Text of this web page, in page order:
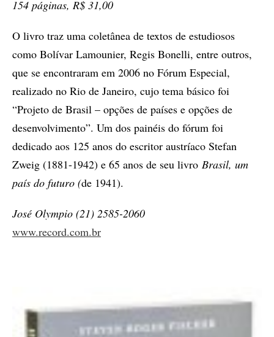
154 páginas, R$ 31,00
O livro traz uma coletânea de textos de estudiosos
como Bolívar Lamounier, Regis Bonelli, entre outros,
que se encontraram em 2006 no Fórum Especial,
realizado no Rio de Janeiro, cujo tema básico foi
“Projeto de Brasil – opções de países e opções de
desenvolvimento”. Um dos painéis do fórum foi
dedicado aos 125 anos do escritor austríaco Stefan
Zweig (1881-1942) e 65 anos de seu livro Brasil, um
país do futuro (de 1941).
José Olympio (21) 2585-2060
www.record.com.br